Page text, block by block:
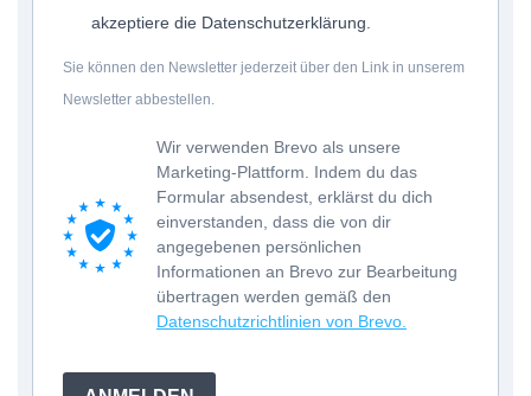
akzeptiere die Datenschutzerklärung.
Sie können den Newsletter jederzeit über den Link in unserem
Newsletter abbestellen.
Wir verwenden Brevo als unsere
Marketing-Plattform. Indem du das
Formular absendest, erklärst du dich
einverstanden, dass die von dir
angegebenen persönlichen
Informationen an Brevo zur Bearbeitung
übertragen werden gemäß den
Datenschutzrichtlinien von Brevo.